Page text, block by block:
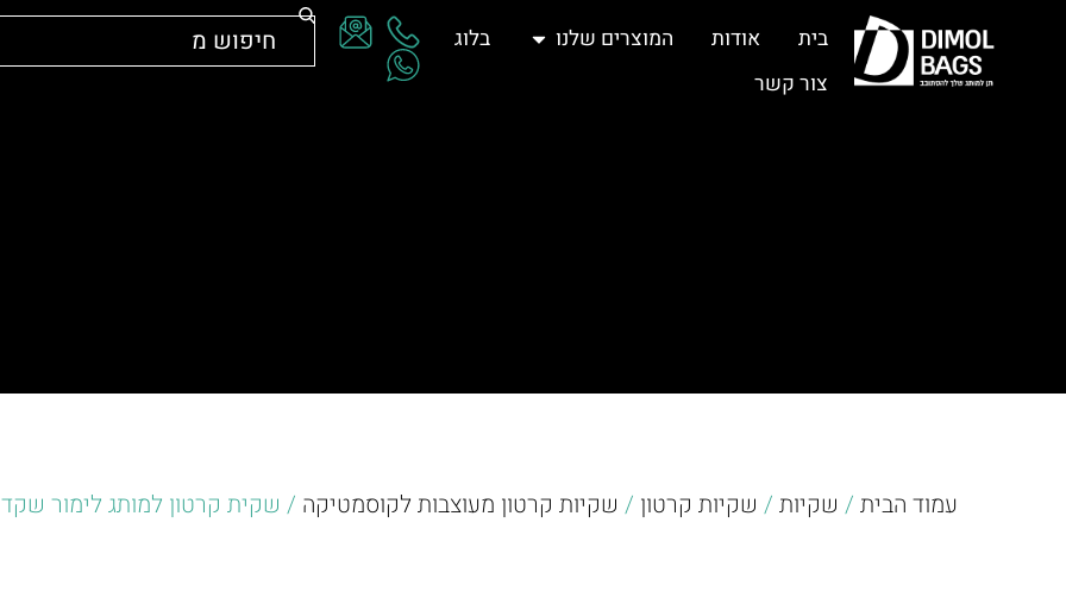
בית אודות המוצרים שלנו
בלוג
צור קשר
עמוד הבית / שקיות / שקיות קרטון / שקיות קרטון מעוצבות לקוסמטיקה / שקית קרטון למותג לימור שקד